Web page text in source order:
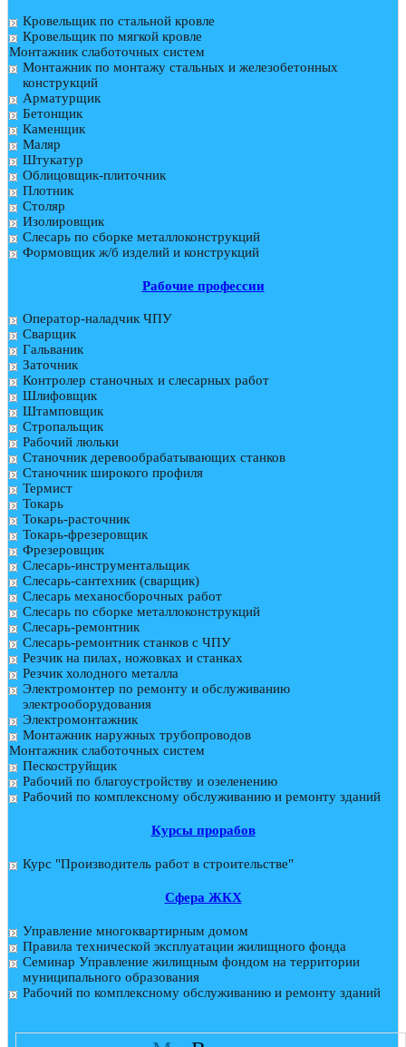
Кровельщик по стальной кровле
Кровельщик по мягкой кровле
Монтажник слаботочных систем
Монтажник по монтажу стальных и железобетонных
конструкций
Арматурщик
Бетонщик
Каменщик
Маляр
Штукатур
Облицовщик-плиточник
Плотник
Столяр
Изолировщик
Слесарь по сборке металлоконструкций
Формовщик ж/б изделий и конструкций
Рабочие профессии
Оператор-наладчик ЧПУ
Сварщик
Гальваник
Заточник
Контролер станочных и слесарных работ
Шлифовщик
Штамповщик
Стропальщик
Рабочий люльки
Станочник деревообрабатывающих станков
Станочник широкого профиля
Термист
Токарь
Токарь-расточник
Токарь-фрезеровщик
Фрезеровщик
Слесарь-инструментальщик
Слесарь-сантехник (сварщик)
Слесарь механосборочных работ
Слесарь по сборке металлоконструкций
Слесарь-ремонтник
Слесарь-ремонтник станков с ЧПУ
Резчик на пилах, ножовках и станках
Резчик холодного металла
Электромонтер по ремонту и обслуживанию
электрооборудования
Электромонтажник
Монтажник наружных трубопроводов
Монтажник слаботочных систем
Пескоструйщик
Рабочий по благоустройству и озеленению
Рабочий по комплексному обслуживанию и ремонту зданий
Курсы прорабов
Курс "Производитель работ в строительстве"
Cфера ЖКХ
Управление многоквартирным домом
Правила технической эксплуатации жилищного фонда
Семинар Управление жилищным фондом на территории
муниципального образования
Рабочий по комплексному обслуживанию и ремонту зданий